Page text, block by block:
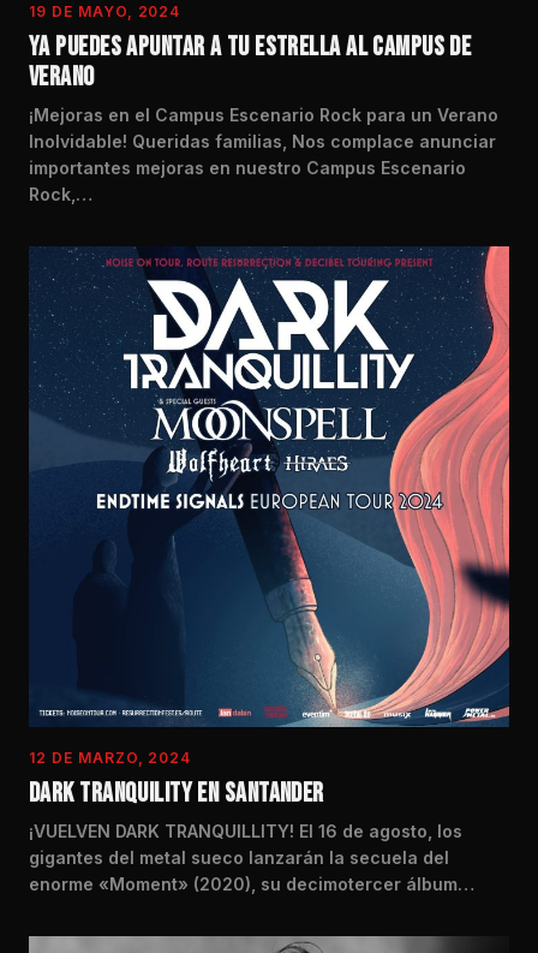
19 DE MAYO, 2024
YA PUEDES APUNTAR A TU ESTRELLA AL CAMPUS DE
VERANO
¡Mejoras en el Campus Escenario Rock para un Verano
Inolvidable! Queridas familias, Nos complace anunciar
importantes mejoras en nuestro Campus Escenario
Rock,…
12 DE MARZO, 2024
DARK TRANQUILITY EN SANTANDER
¡VUELVEN DARK TRANQUILLITY! El 16 de agosto, los
gigantes del metal sueco lanzarán la secuela del
enorme «Moment» (2020), su decimotercer álbum…